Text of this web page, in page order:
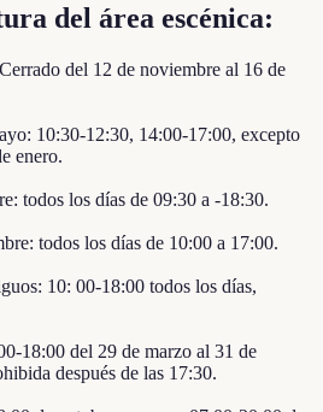
del área escénica:
del 12 de noviembre al 16 de
10:30-12:30, 14:00-17:00, excepto
enero.
todos los días de 09:30 a -18:30.
todos los días de 10:00 a 17:00.
10: 00-18:00 todos los días,
18:00 del 29 de marzo al 31 de
después de las 17:30.